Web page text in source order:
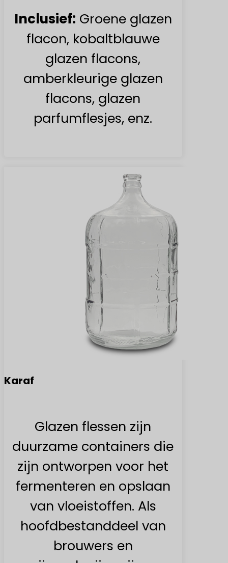
Inclusief: Groene glazen
flacon, kobaltblauwe
glazen flacons,
amberkleurige glazen
flacons, glazen
parfumflesjes, enz.
Karaf
Glazen flessen zijn
duurzame containers die
zijn ontworpen voor het
fermenteren en opslaan
van vloeistoffen. Als
hoofdbestanddeel van
brouwers en